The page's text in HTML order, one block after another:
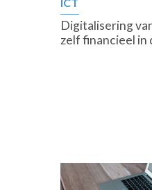
Digitalisering
zelf financieel in